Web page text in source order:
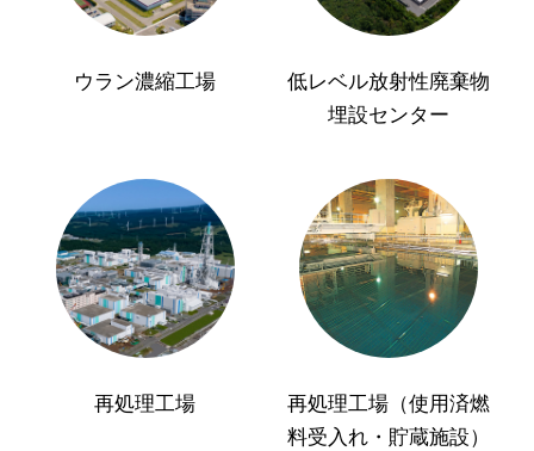
ウラン濃縮工場
低レベル放射性廃棄物
埋設センター
再処理工場
再処理工場（使用済燃
料受入れ・貯蔵施設）